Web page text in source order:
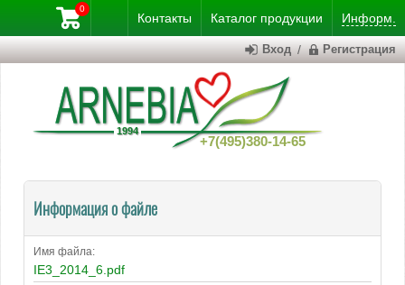
Контакты Каталог продукции Информ.
+7(495)380-14-65
0
Вход / Регистрация
Информация о файле
Имя файла:
IE3_2014_6.pdf